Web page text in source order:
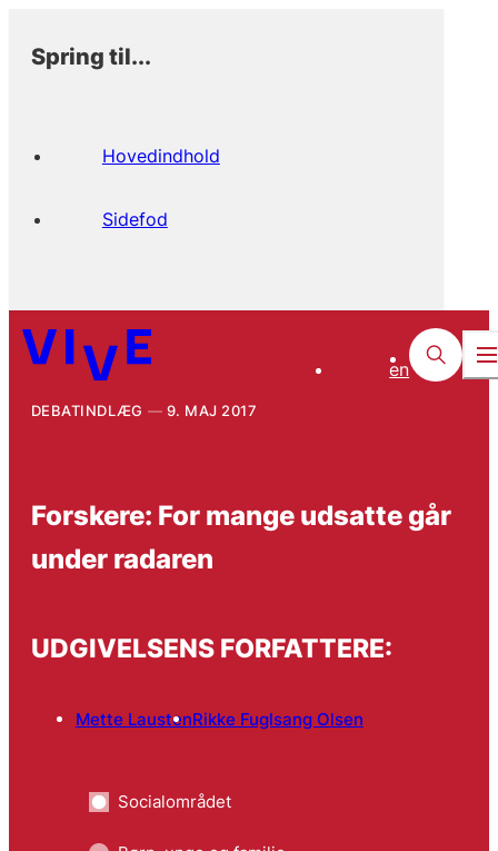
Spring til...
Hovedindhold
Sidefod
en
DEBATINDLÆG 9. MAJ 2017
Forskere: For mange udsatte går
under radaren
UDGIVELSENS FORFATTERE:
Mette LaustenRikke Fuglsang Olsen
Socialområdet